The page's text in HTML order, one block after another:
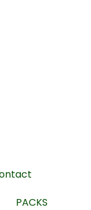
PACKS